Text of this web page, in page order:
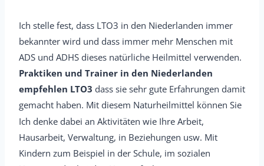
Ich stelle fest, dass LTO3 in den Niederlanden immer
bekannter wird und dass immer mehr Menschen mit
ADS und ADHS dieses natürliche Heilmittel verwenden.
Praktiken und Trainer in den Niederlanden
empfehlen LTO3 dass sie sehr gute Erfahrungen damit
gemacht haben. Mit diesem Naturheilmittel können Sie
Ich denke dabei an Aktivitäten wie Ihre Arbeit,
Hausarbeit, Verwaltung, in Beziehungen usw. Mit
Kindern zum Beispiel in der Schule, im sozialen